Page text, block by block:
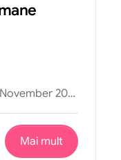
2025
Mai mult